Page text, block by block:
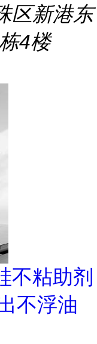
区新港东
4楼
不粘助剂
不浮油